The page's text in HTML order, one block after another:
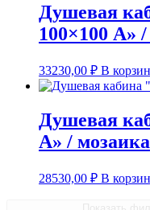
Душевая
100×100 А»
33230,00 ₽ В
Душевая
А» / мозаика
28530,00 ₽ В